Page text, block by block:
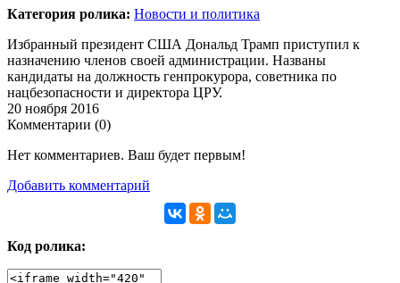
Категория ролика: Новости и политика
Избранный президент США Дональд Трамп приступил к
назначению членов своей администрации. Названы
кандидаты на должность генпрокурора, советника по
нацбезопасности и директора ЦРУ.
20 ноября 2016
Комментарии (0)
Нет комментариев. Ваш будет первым!
Добавить комментарий
Код ролика: